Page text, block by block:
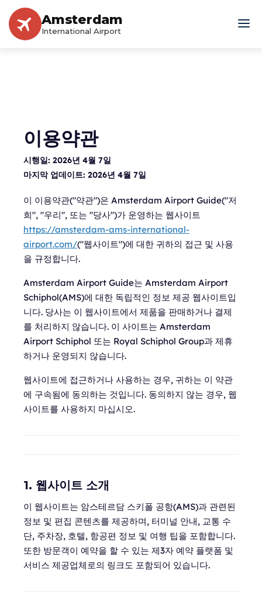
Amsterdam
International Airport
이용약관
시행일: 2026년 4월 7일
마지막 업데이트: 2026년 4월 7일
이 이용약관("약관")은 Amsterdam Airport Guide("저
희", "우리", 또는 "당사")가 운영하는 웹사이트
https://amsterdam-ams-international-
airport.com/("웹사이트")에 대한 귀하의 접근 및 사용
을 규정합니다.
Amsterdam Airport Guide는 Amsterdam Airport
Schiphol(AMS)에 대한 독립적인 정보 제공 웹사이트입
니다. 당사는 이 웹사이트에서 제품을 판매하거나 결제
를 처리하지 않습니다. 이 사이트는 Amsterdam
Airport Schiphol 또는 Royal Schiphol Group과 제휴
하거나 운영되지 않습니다.
웹사이트에 접근하거나 사용하는 경우, 귀하는 이 약관
에 구속됨에 동의하는 것입니다. 동의하지 않는 경우, 웹
사이트를 사용하지 마십시오.
1. 웹사이트 소개
이 웹사이트는 암스테르담 스키폴 공항(AMS)과 관련된
정보 및 편집 콘텐츠를 제공하며, 터미널 안내, 교통 수
단, 주차장, 호텔, 항공편 정보 및 여행 팁을 포함합니다.
또한 방문객이 예약을 할 수 있는 제3자 예약 플랫폼 및
서비스 제공업체로의 링크도 포함되어 있습니다.